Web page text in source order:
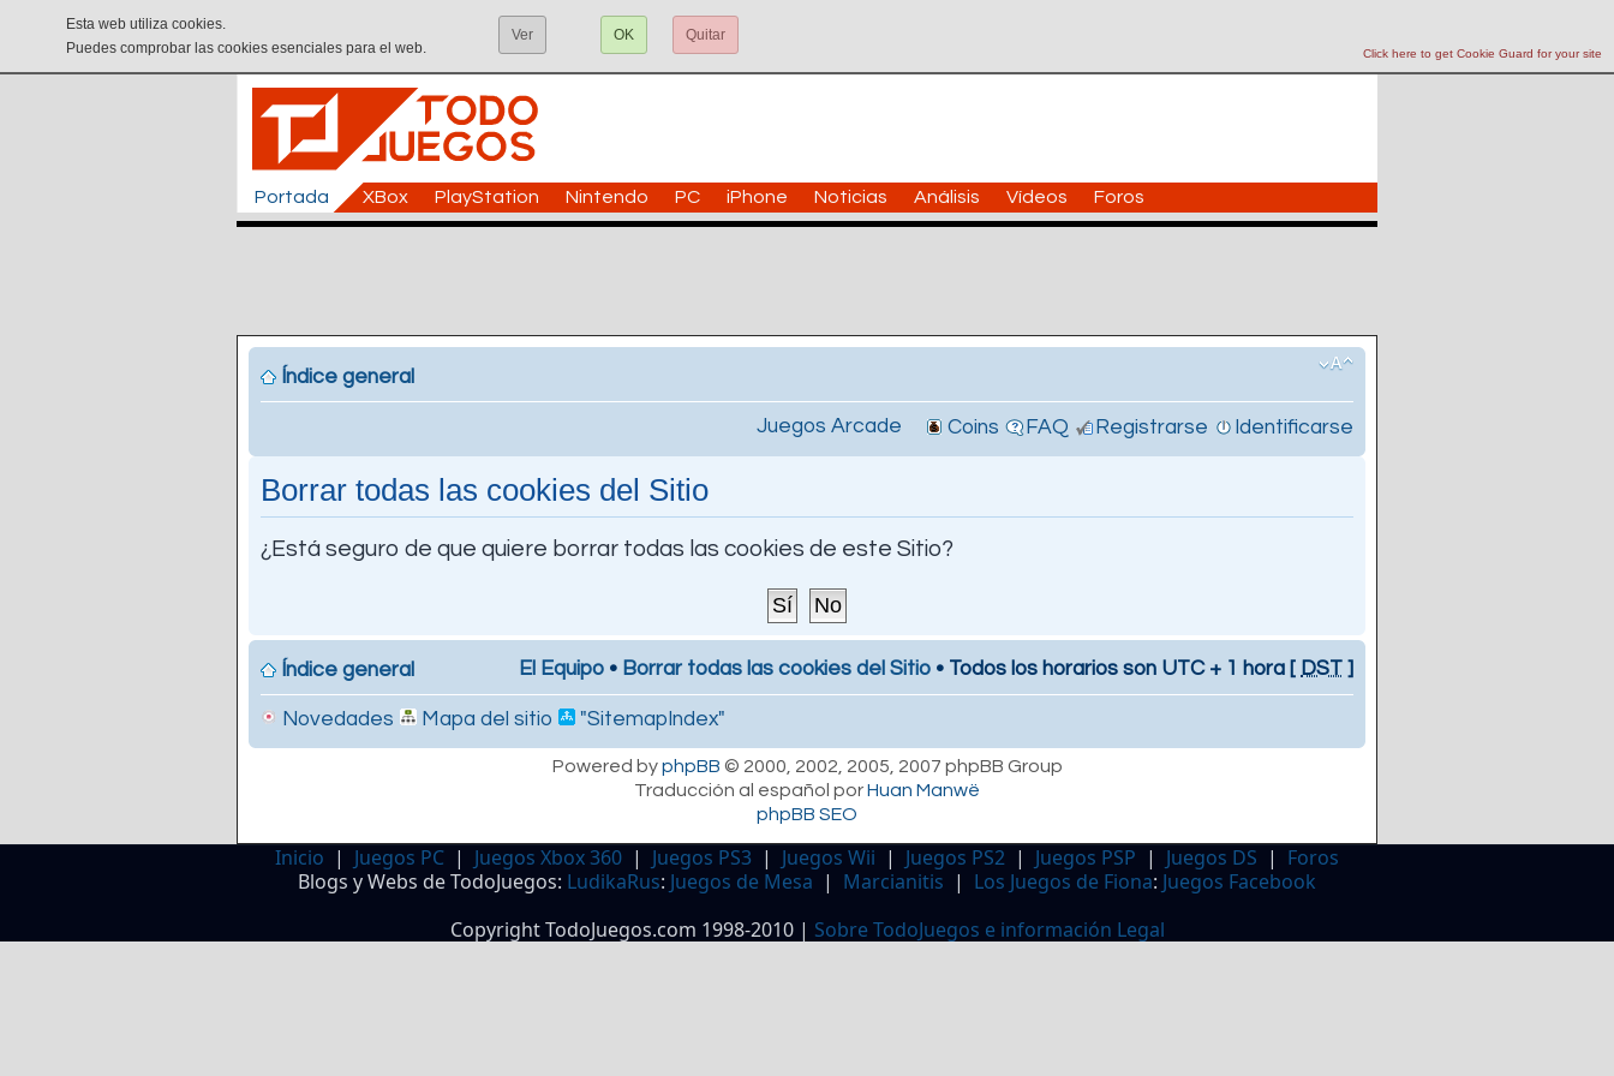
Click here to get Cookie Guard for your site
Esta web utiliza cookies.
Puedes comprobar las cookies esenciales para el web.
Ver OK Quitar
Portada XBox PlayStation Nintendo PC iPhone Noticias Análisis Vídeos Foros
Índice general
Juegos Arcade Coins FAQ Registrarse Identificarse
Borrar todas las cookies del Sitio
¿Está seguro de que quiere borrar todas las cookies de este Sitio?
Índice general El Equipo • Borrar todas las cookies del Sitio • Todos los horarios son UTC + 1 hora [ DST ]
Novedades Mapa del sitio "SitemapIndex"
Powered byphpBB © 2000, 2002, 2005, 2007 phpBB Group
Traducción al español porHuan Manwë
phpBB SEO
Inicio | Juegos PC | Juegos Xbox 360 | Juegos PS3 | Juegos Wii | Juegos PS2 | Juegos PSP | Juegos DS | Foros
Blogs y Webs de TodoJuegos: LudikaRus: Juegos de Mesa | Marcianitis | Los Juegos de Fiona: Juegos Facebook
Copyright TodoJuegos.com 1998-2010 | Sobre TodoJuegos e información Legal